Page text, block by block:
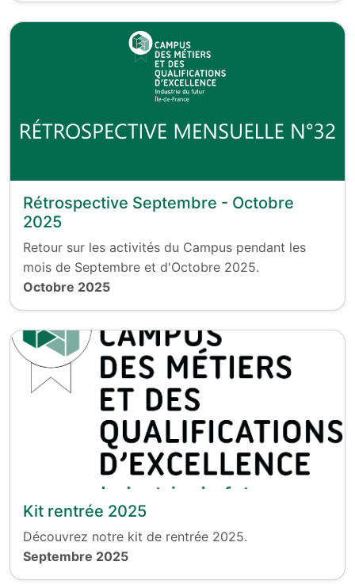
Rétrospective Septembre - Octobre
2025
Retour sur les activités du Campus pendant les
mois de Septembre et d'Octobre 2025.
Octobre 2025
Kit rentrée 2025
Découvrez notre kit de rentrée 2025.
Septembre 2025